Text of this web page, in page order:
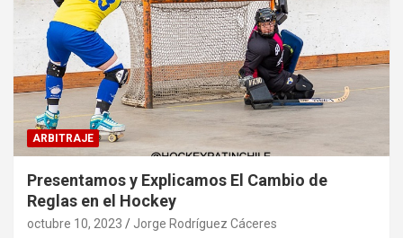
ARBITRAJE
Presentamos y Explicamos El Cambio de
Reglas en el Hockey
octubre 10, 2023 Jorge Rodríguez Cáceres